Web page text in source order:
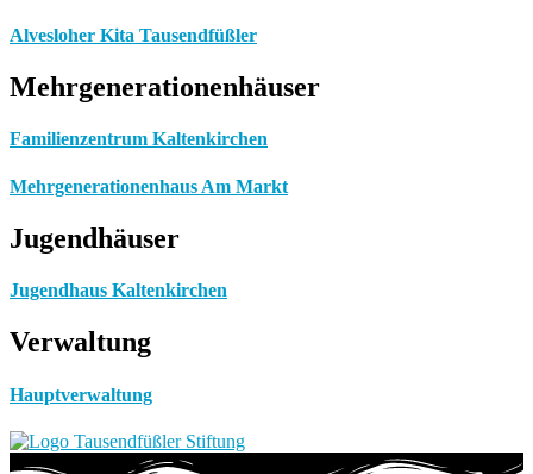
Alvesloher Kita Tausendfüßler
Mehrgenerationenhäuser
Familienzentrum Kaltenkirchen
Mehrgenerationenhaus Am Markt
Jugendhäuser
Jugendhaus Kaltenkirchen
Verwaltung
Hauptverwaltung